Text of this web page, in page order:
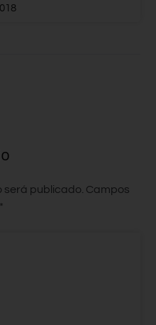
será publicado. Campos
*